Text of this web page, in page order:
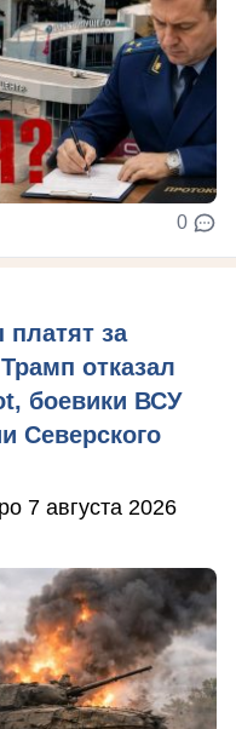
0
за
отказал
боевики ВСУ
Северского
7 августа 2026